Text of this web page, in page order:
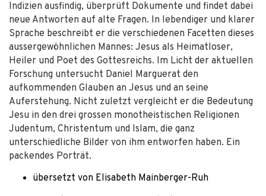
Indizien ausfindig, überprüft Dokumente und findet dabei
neue Antworten auf alte Fragen. In lebendiger und klarer
Sprache beschreibt er die verschiedenen Facetten dieses
aussergewöhnlichen Mannes: Jesus als Heimatloser,
Heiler und Poet des Gottesreichs. Im Licht der aktuellen
Forschung untersucht Daniel Marguerat den
aufkommenden Glauben an Jesus und an seine
Auferstehung. Nicht zuletzt vergleicht er die Bedeutung
Jesu in den drei grossen monotheistischen Religionen
Judentum, Christentum und Islam, die ganz
unterschiedliche Bilder von ihm entworfen haben. Ein
packendes Porträt.
übersetzt von Elisabeth Mainberger-Ruh